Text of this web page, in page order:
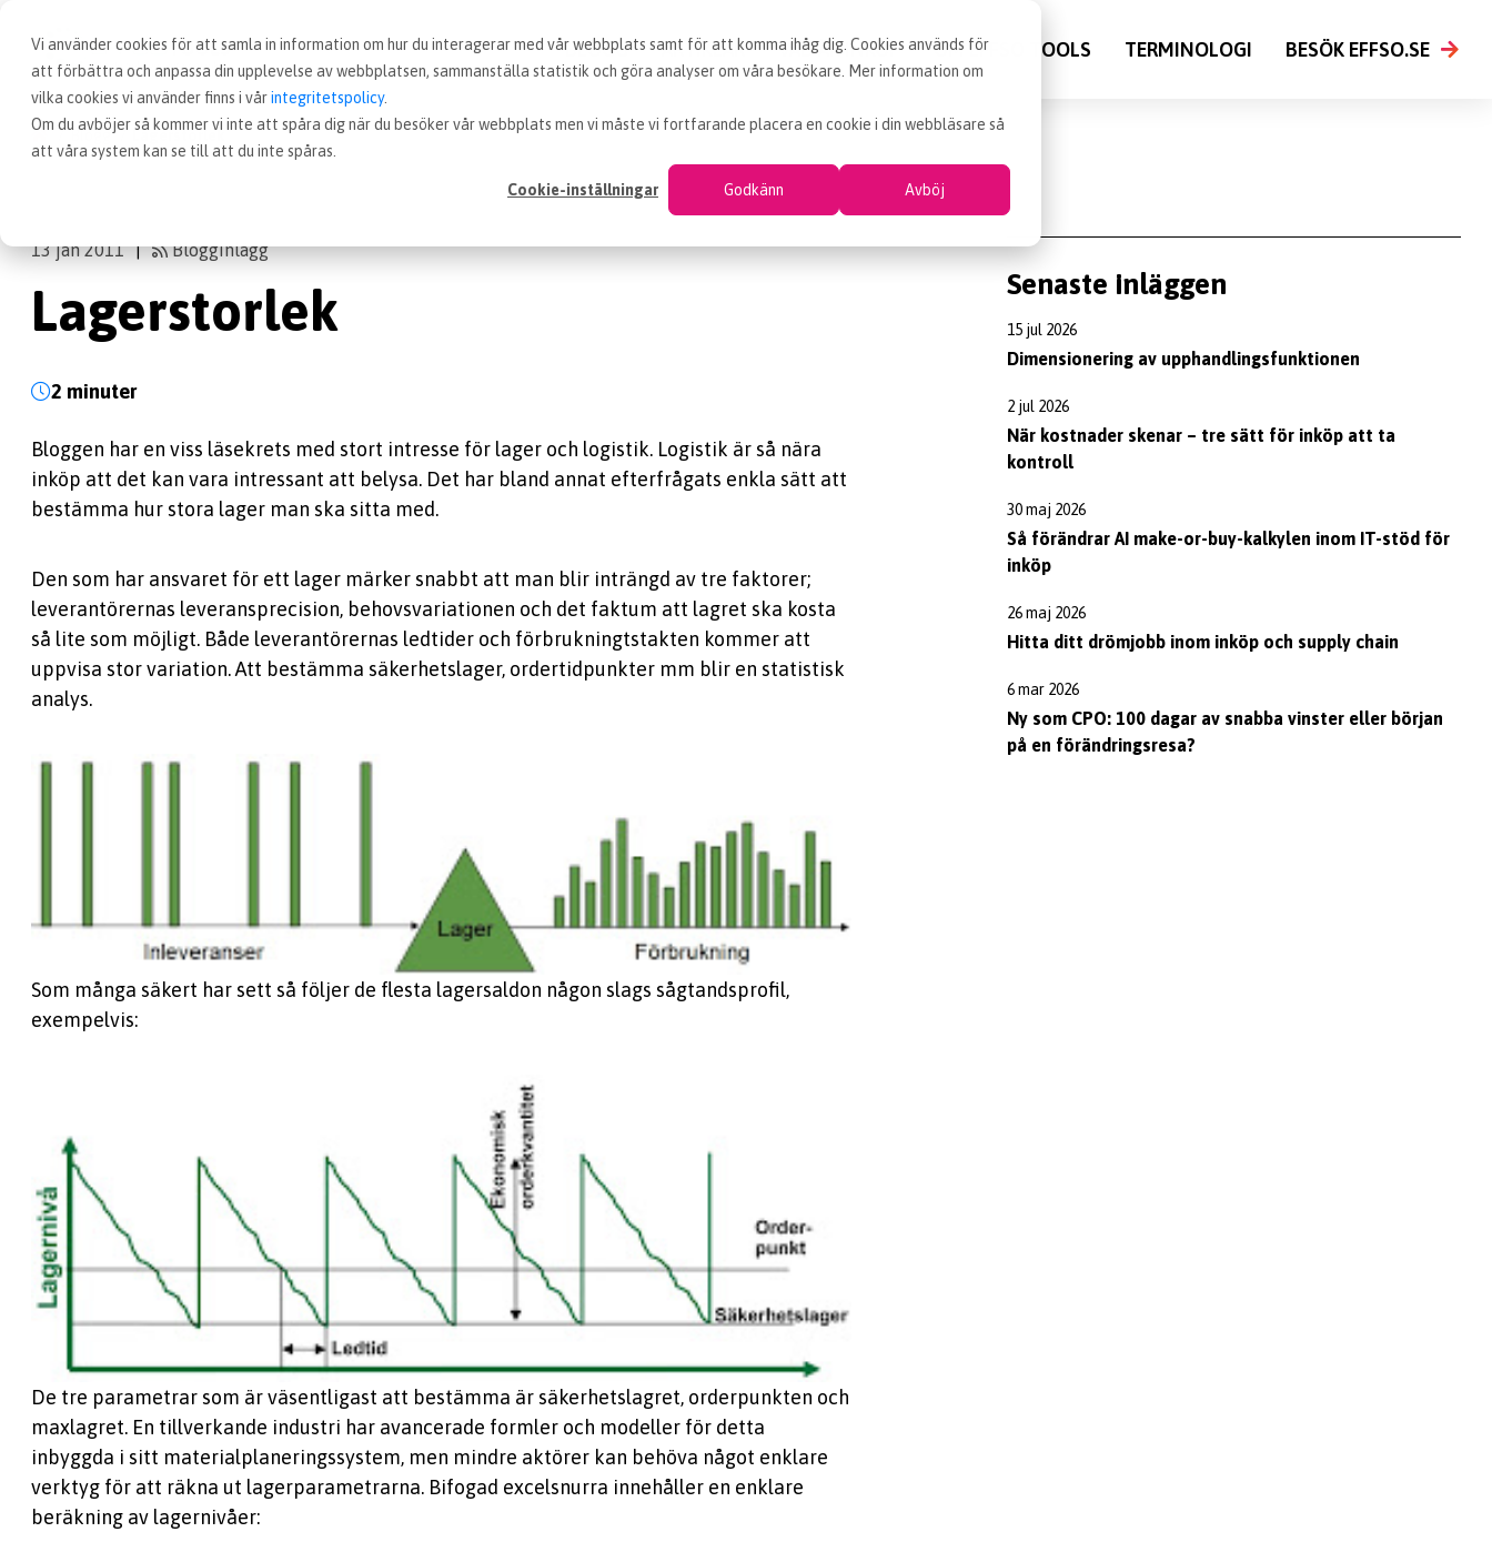
Vi använder cookies för att samla in information om hur du interagerar med vår webbplats samt för att komma ihåg dig. Cookies används för
att förbättra och anpassa din upplevelse av webbplatsen, sammanställa statistik och göra analyser om våra besökare. Mer information om
vilka cookies vi använder finns i vårintegritetspolicy.
Om du avböjer så kommer vi inte att spåra dig när du besöker vår webbplats men vi måste vi fortfarande placera en cookie i din webbläsare så
att våra system kan se till att du inte spåras.
Cookie-inställningar Godkänn Avböj
BLOGG ARTIKLAR VAD ÄR INKÖP OM EFFSO TOOLS TERMINOLOGI BESÖK EFFSO.SE
Blogg Lagerstorlek
13 jan 2011 | Blogginlägg
Lagerstorlek
2 minuter
Bloggen har en viss läsekrets med stort intresse för lager och logistik. Logistik är så nära
inköp att det kan vara intressant att belysa. Det har bland annat efterfrågats enkla sätt att
bestämma hur stora lager man ska sitta med.
Den som har ansvaret för ett lager märker snabbt att man blir inträngd av tre faktorer;
leverantörernas leveransprecision, behovsvariationen och det faktum att lagret ska kosta
så lite som möjligt. Både leverantörernas ledtider och förbrukningtstakten kommer att
uppvisa stor variation. Att bestämma säkerhetslager, ordertidpunkter mm blir en statistisk
analys.
Som många säkert har sett så följer de flesta lagersaldon någon slags sågtandsprofil,
exempelvis:
De tre parametrar som är väsentligast att bestämma är säkerhetslagret, orderpunkten och
maxlagret. En tillverkande industri har avancerade formler och modeller för detta
inbyggda i sitt materialplaneringssystem, men mindre aktörer kan behöva något enklare
verktyg för att räkna ut lagerparametrarna. Bifogad excelsnurra innehåller en enklare
beräkning av lagernivåer:
Senaste inläggen
15 jul 2026
Dimensionering av upphandlingsfunktionen
2 jul 2026
När kostnader skenar – tre sätt för inköp att ta
kontroll
30 maj 2026
Så förändrar AI make-or-buy-kalkylen inom IT-stöd för
inköp
26 maj 2026
Hitta ditt drömjobb inom inköp och supply chain
6 mar 2026
Ny som CPO: 100 dagar av snabba vinster eller början
på en förändringsresa?